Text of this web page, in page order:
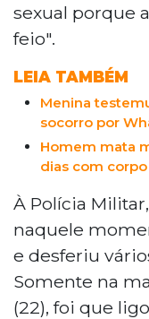
sexual porque
feio".
LEIA TAMBÉM
Menina
socorro por
Homem mata
dias com
À Polícia
naquele
e desferiu
Somente na
(22), foi que